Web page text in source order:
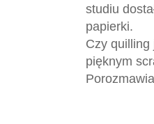
studiu
papierki.
Czy
pięknym